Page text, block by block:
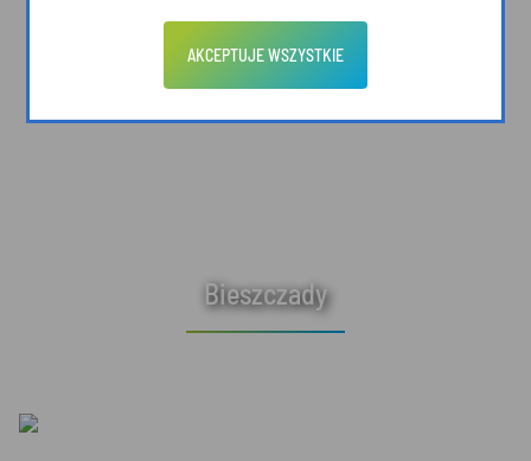
Bieszczady
AKCEPTUJE WSZYSTKIE